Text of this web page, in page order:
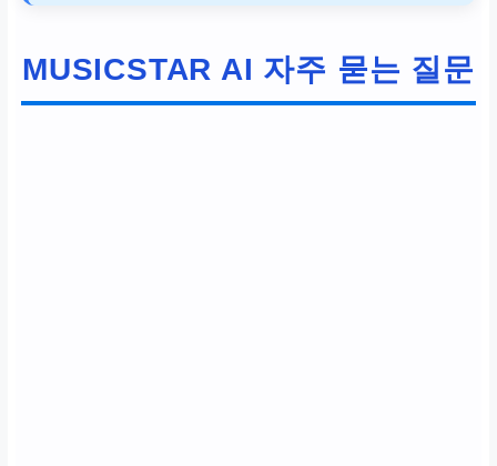
MUSICSTAR AI 자주 묻는 질문